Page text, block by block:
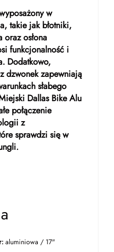
w
takie jak błotniki,
osłona
funkcjonalność i
Dodatkowo,
dzwonek zapewniają
słabego
Dallas Bike Alu
połączenie
z
sprawdzi się w
aluminiowa / 17"